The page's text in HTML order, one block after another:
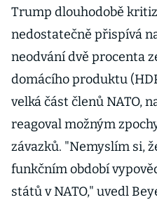
Trump dlouhodobě
nedostatečně přispívá
neodvání dvě procenta
domácího produktu
velká část členů NATO,
reagoval možným
závazků. "Nemyslím si,
funkčním období
států v NATO," uvedl